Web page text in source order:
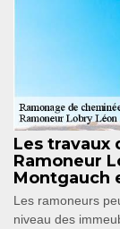
Les
Ramoneur
Montgauch
Les ramoneurs
niveau des